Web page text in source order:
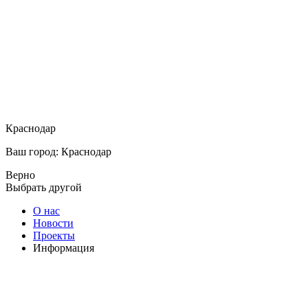
Краснодар
Ваш город: Краснодар
Верно
Выбрать другой
О нас
Новости
Проекты
Информация